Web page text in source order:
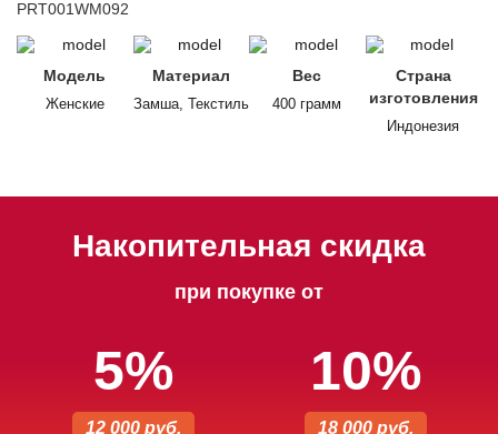
PRT001WM092
Модель
Женские
Материал
Замша, Текстиль
Вес
400 грамм
Страна
изготовления
Индонезия
Накопительная скидка
при покупке от
5%
12 000 руб.
10%
18 000 руб.